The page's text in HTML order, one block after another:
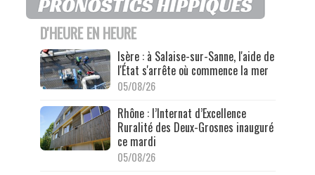
D'HEURE EN HEURE
Isère : à Salaise-sur-Sanne, l'aide de
l'État s'arrête où commence la mer
05/08/26
Rhône : l’Internat d’Excellence
Ruralité des Deux-Grosnes inauguré
ce mardi
05/08/26